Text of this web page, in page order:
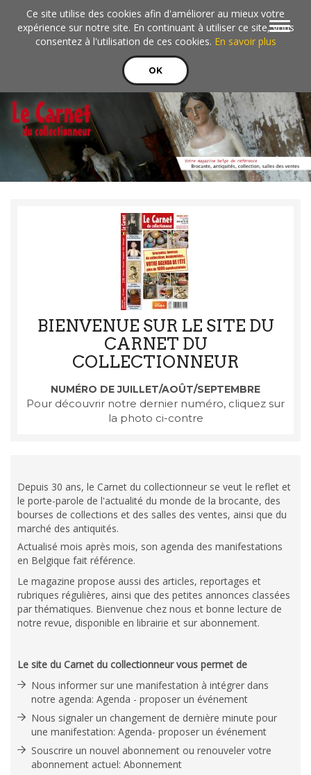
Aller au contenu principal
Ce site utilise des cookies afin d'améliorer au mieux votre
expérience sur notre site. En continuant à utiliser ce site, vous
consentez à l'utilisation de ces cookies. En savoir plus
OK
Toggle
BIENVENUE SUR LE SITE DU
CARNET DU
COLLECTIONNEUR
NUMÉRO DE JUILLET/AOÛT/SEPTEMBRE
Pour découvrir notre dernier numéro, cliquez sur
la photo ci-contre
Depuis 30 ans, le Carnet du collectionneur se veut le reflet et
le porte-parole de l'actualité du monde de la brocante, des
bourses de collections et des salles des ventes, ainsi que du
marché des antiquités.
Actualisé mois après mois, son agenda des manifestations
en Belgique fait référence.
Le magazine propose aussi des articles, reportages et
rubriques régulières, ainsi que des petites annonces classées
par thématiques. Bienvenue chez nous et bonne lecture de
notre revue, disponible en librairie et sur abonnement.
Le site du Carnet du collectionneur vous permet de
Nous informer sur une manifestation à intégrer dans
notre agenda: Agenda - proposer un événement
Nous signaler un changement de dernière minute pour
une manifestation: Agenda- proposer un événement
Souscrire un nouvel abonnement ou renouveler votre
abonnement actuel: Abonnement